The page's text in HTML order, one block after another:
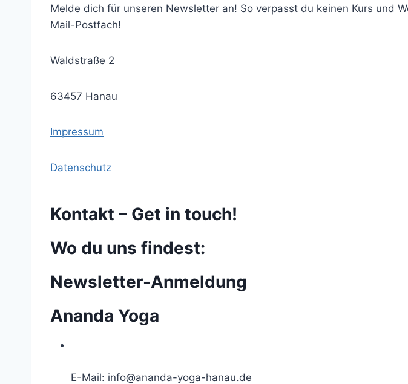
Melde dich für unseren Newsletter an! So verpasst du keinen Kurs und
Mail-Postfach!
Waldstraße 2
63457 Hanau
Impressum
Datenschutz
Kontakt – Get in touch!
Wo du uns findest:
Newsletter-Anmeldung
Ananda Yoga
E-Mail: info@ananda-yoga-hanau.de